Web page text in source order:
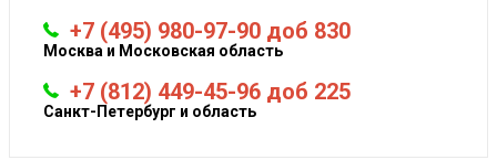
+7 (495) 980-97-90 доб 830
Москва и Московская область
+7 (812) 449-45-96 доб 225
Санкт-Петербург и область